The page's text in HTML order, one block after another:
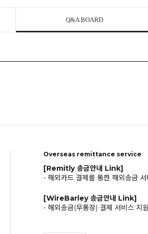
Q&A BOARD
Overseas remittance service
[Remitly 송금안내 Link]
- 해외카드 결제를 통한 해외송금 서
[WireBarley 송금안내 Link]
- 해외송금(무통장) 결제 서비스 지원